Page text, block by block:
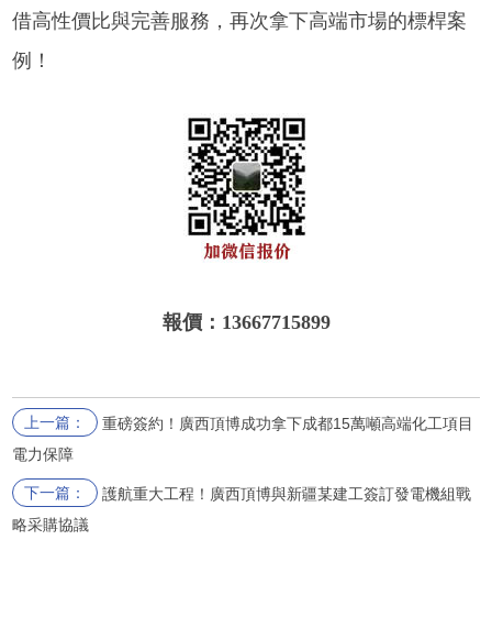
借高性價比與完善服務，再次拿下高端市場的標桿案
例！
報價：13667715899
上一篇：
重磅簽約！廣西頂博成功拿下成都15萬噸高端化工項目
電力保障
下一篇：
護航重大工程！廣西頂博與新疆某建工簽訂發電機組戰
略采購協議